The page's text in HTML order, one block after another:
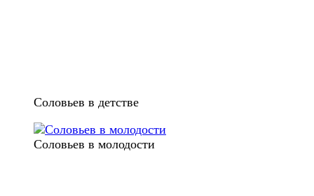
Соловьев в детстве
Соловьев в молодости